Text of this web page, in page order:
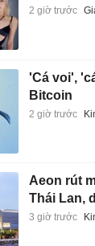
2 giờ trước
'Cá voi',
Bitcoin
2 giờ trước
Aeon rút
Thái Lan,
3 giờ trước